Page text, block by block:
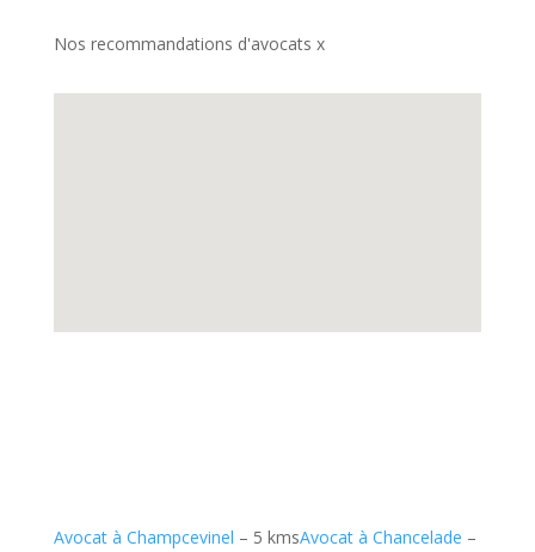
Nos recommandations d'avocats x
Avocat à Champcevinel – 5 kmsAvocat à Chancelade –